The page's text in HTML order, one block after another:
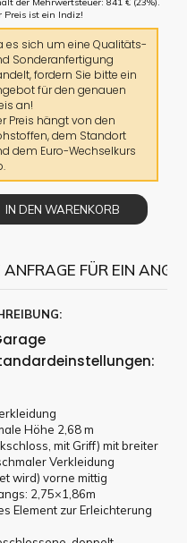
Preis ist ein Indiz!
es sich um eine Qualitäts-
Sonderanfertigung
fordern Sie bitte ein
für den genauen
an!
Preis hängt von den
dem Standort
dem Euro-Wechselkurs
IN DEN WARENKORB
ANFRAGE FÜR EIN
Höhe 2,68 m
mit Griff) mit breiter
Verkleidung
wird) vorne mittig
2,75×1,86m
Element zur Erleichterung